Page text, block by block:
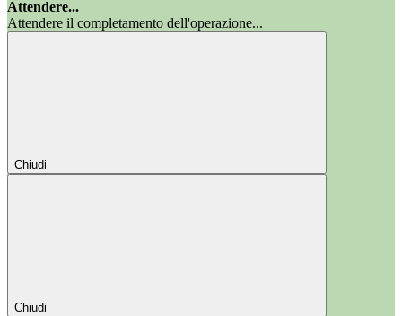
Attendere...
Attendere il completamento dell'operazione...
Chiudi
Chiudi